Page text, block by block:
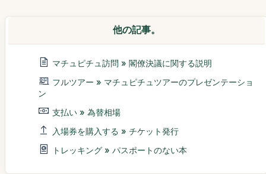
他の記事。
マチュピチュ訪問 » 閣僚決議に関する説明
フルツアー » マチュピチュツアーのプレゼンテーショ
ン
支払い » 為替相場
入場券を購入する » チケット発行
トレッキング » パスポートのない本